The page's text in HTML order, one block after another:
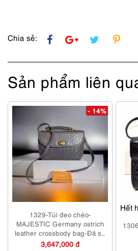
lượng
Chia sẻ:
Sản phẩm liên
- 14%
1329-Túi đeo chéo-
MAJESTIC Germany ostrich
leather crossbody bag-Đã sử
dụng
3,647,000 đ
Hết